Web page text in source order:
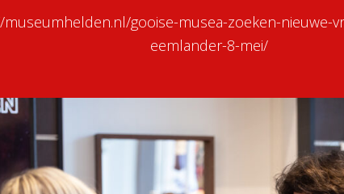
museumhelden.nl/gooise-musea-zoeken-nieuwe-
eemlander-8-mei/